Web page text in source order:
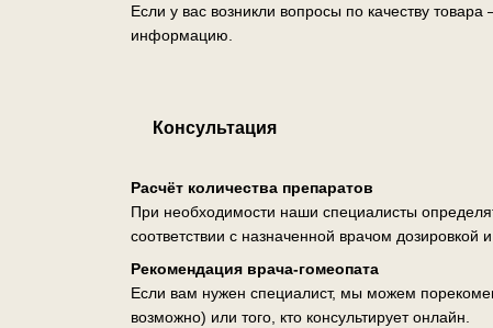
Если у вас возникли вопросы по качеству
информацию.
Консультация
Расчёт количества препаратов
При необходимости наши специалисты
соответствии с назначенной врачом дозировкой
Рекомендация врача-гомеопата
Если вам нужен специалист, мы можем
возможно) или того, кто консультирует онлайн.